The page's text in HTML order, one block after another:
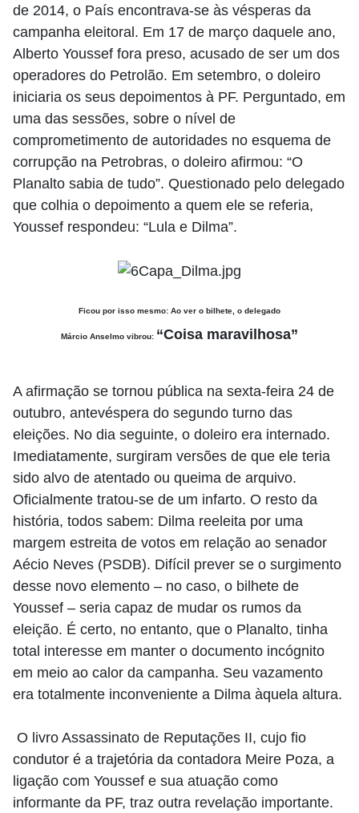
de 2014, o País encontrava-se às vésperas da
campanha eleitoral. Em 17 de março daquele ano,
Alberto Youssef fora preso, acusado de ser um dos
operadores do Petrolão. Em setembro, o doleiro
iniciaria os seus depoimentos à PF. Perguntado, em
uma das sessões, sobre o nível de
comprometimento de autoridades no esquema de
corrupção na Petrobras, o doleiro afirmou: “O
Planalto sabia de tudo”. Questionado pelo delegado
que colhia o depoimento a quem ele se referia,
Youssef respondeu: “Lula e Dilma”.
Ficou por isso mesmo: Ao ver o bilhete, o delegado
Márcio Anselmo vibrou: “Coisa maravilhosa”
A afirmação se tornou pública na sexta-feira 24 de
outubro, antevéspera do segundo turno das
eleições. No dia seguinte, o doleiro era internado.
Imediatamente, surgiram versões de que ele teria
sido alvo de atentado ou queima de arquivo.
Oficialmente tratou-se de um infarto. O resto da
história, todos sabem: Dilma reeleita por uma
margem estreita de votos em relação ao senador
Aécio Neves (PSDB). Difícil prever se o surgimento
desse novo elemento – no caso, o bilhete de
Youssef – seria capaz de mudar os rumos da
eleição. É certo, no entanto, que o Planalto, tinha
total interesse em manter o documento incógnito
em meio ao calor da campanha. Seu vazamento
era totalmente inconveniente a Dilma àquela altura.
O livro Assassinato de Reputações II, cujo fio
condutor é a trajetória da contadora Meire Poza, a
ligação com Youssef e sua atuação como
informante da PF, traz outra revelação importante.